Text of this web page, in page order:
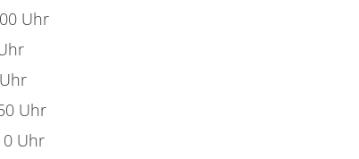
Uhr
Uhr
Uhr